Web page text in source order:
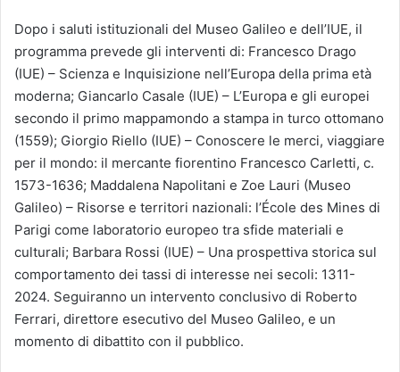
Dopo i saluti istituzionali del Museo Galileo e dell’IUE, il
programma prevede gli interventi di: Francesco Drago
(IUE) – Scienza e Inquisizione nell’Europa della prima età
moderna; Giancarlo Casale (IUE) – L’Europa e gli europei
secondo il primo mappamondo a stampa in turco ottomano
(1559); Giorgio Riello (IUE) – Conoscere le merci, viaggiare
per il mondo: il mercante fiorentino Francesco Carletti, c.
1573-1636; Maddalena Napolitani e Zoe Lauri (Museo
Galileo) – Risorse e territori nazionali: l’École des Mines di
Parigi come laboratorio europeo tra sfide materiali e
culturali; Barbara Rossi (IUE) – Una prospettiva storica sul
comportamento dei tassi di interesse nei secoli: 1311-
2024. Seguiranno un intervento conclusivo di Roberto
Ferrari, direttore esecutivo del Museo Galileo, e un
momento di dibattito con il pubblico.